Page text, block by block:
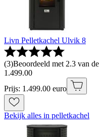
Livn Pelletkachel Ulvik 8
(3)Beoordeeld met 2.3 van
1.499.00
Prijs: 1.499.00 euro
Bekijk alles in pelletkachel